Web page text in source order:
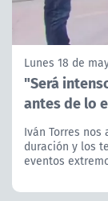
Lunes 18 de
"Será
antes de lo
Iván Torres
duración y los
eventos